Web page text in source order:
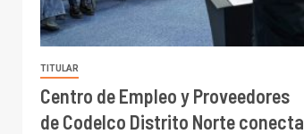
TITULAR
Centro de Empleo y Proveedores
de Codelco Distrito Norte conecta